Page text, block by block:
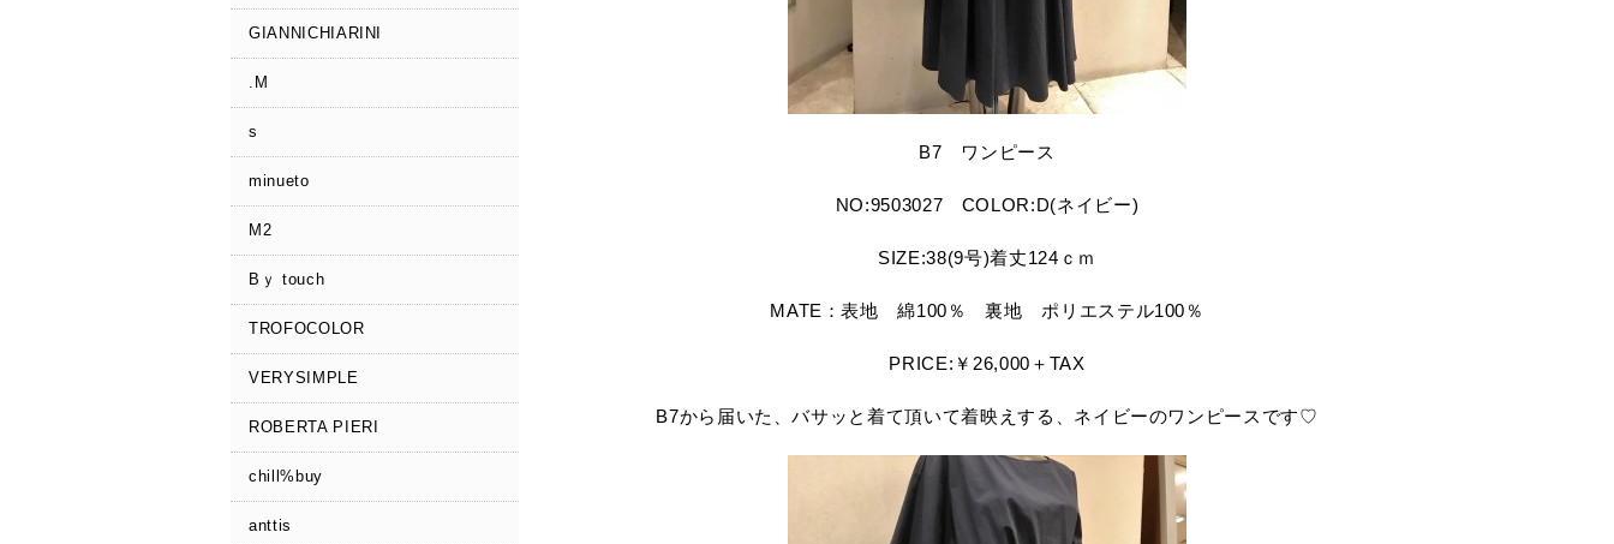
GIANNICHIARINI
.M
s
minueto
M2
Bｙ touch
TROFOCOLOR
VERYSIMPLE
ROBERTA PIERI
chill%buy
anttis
B7 ワンピース
NO:9503027 COLOR:D(ネイビー)
SIZE:38(9号)着丈124ｃｍ
MATE：表地 綿100％ 裏地 ポリエステル100％
PRICE:￥26,000＋TAX
B7から届いた、バサッと着て頂いて着映えする、ネイビーのワンピースです♡